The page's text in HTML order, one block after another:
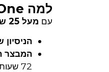
למה MedOne היא הבחירה הטבעית לארגונים בישראל?
עם מעל 25 שנות ניסיון
המבצר
72 שעות ללא מקורות חיצוניים.